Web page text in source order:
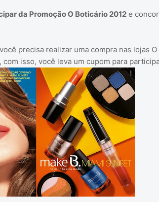
da Promoção O Boticário 2012e
precisa realizar uma compra nas lojas
isso, você leva um cupom para